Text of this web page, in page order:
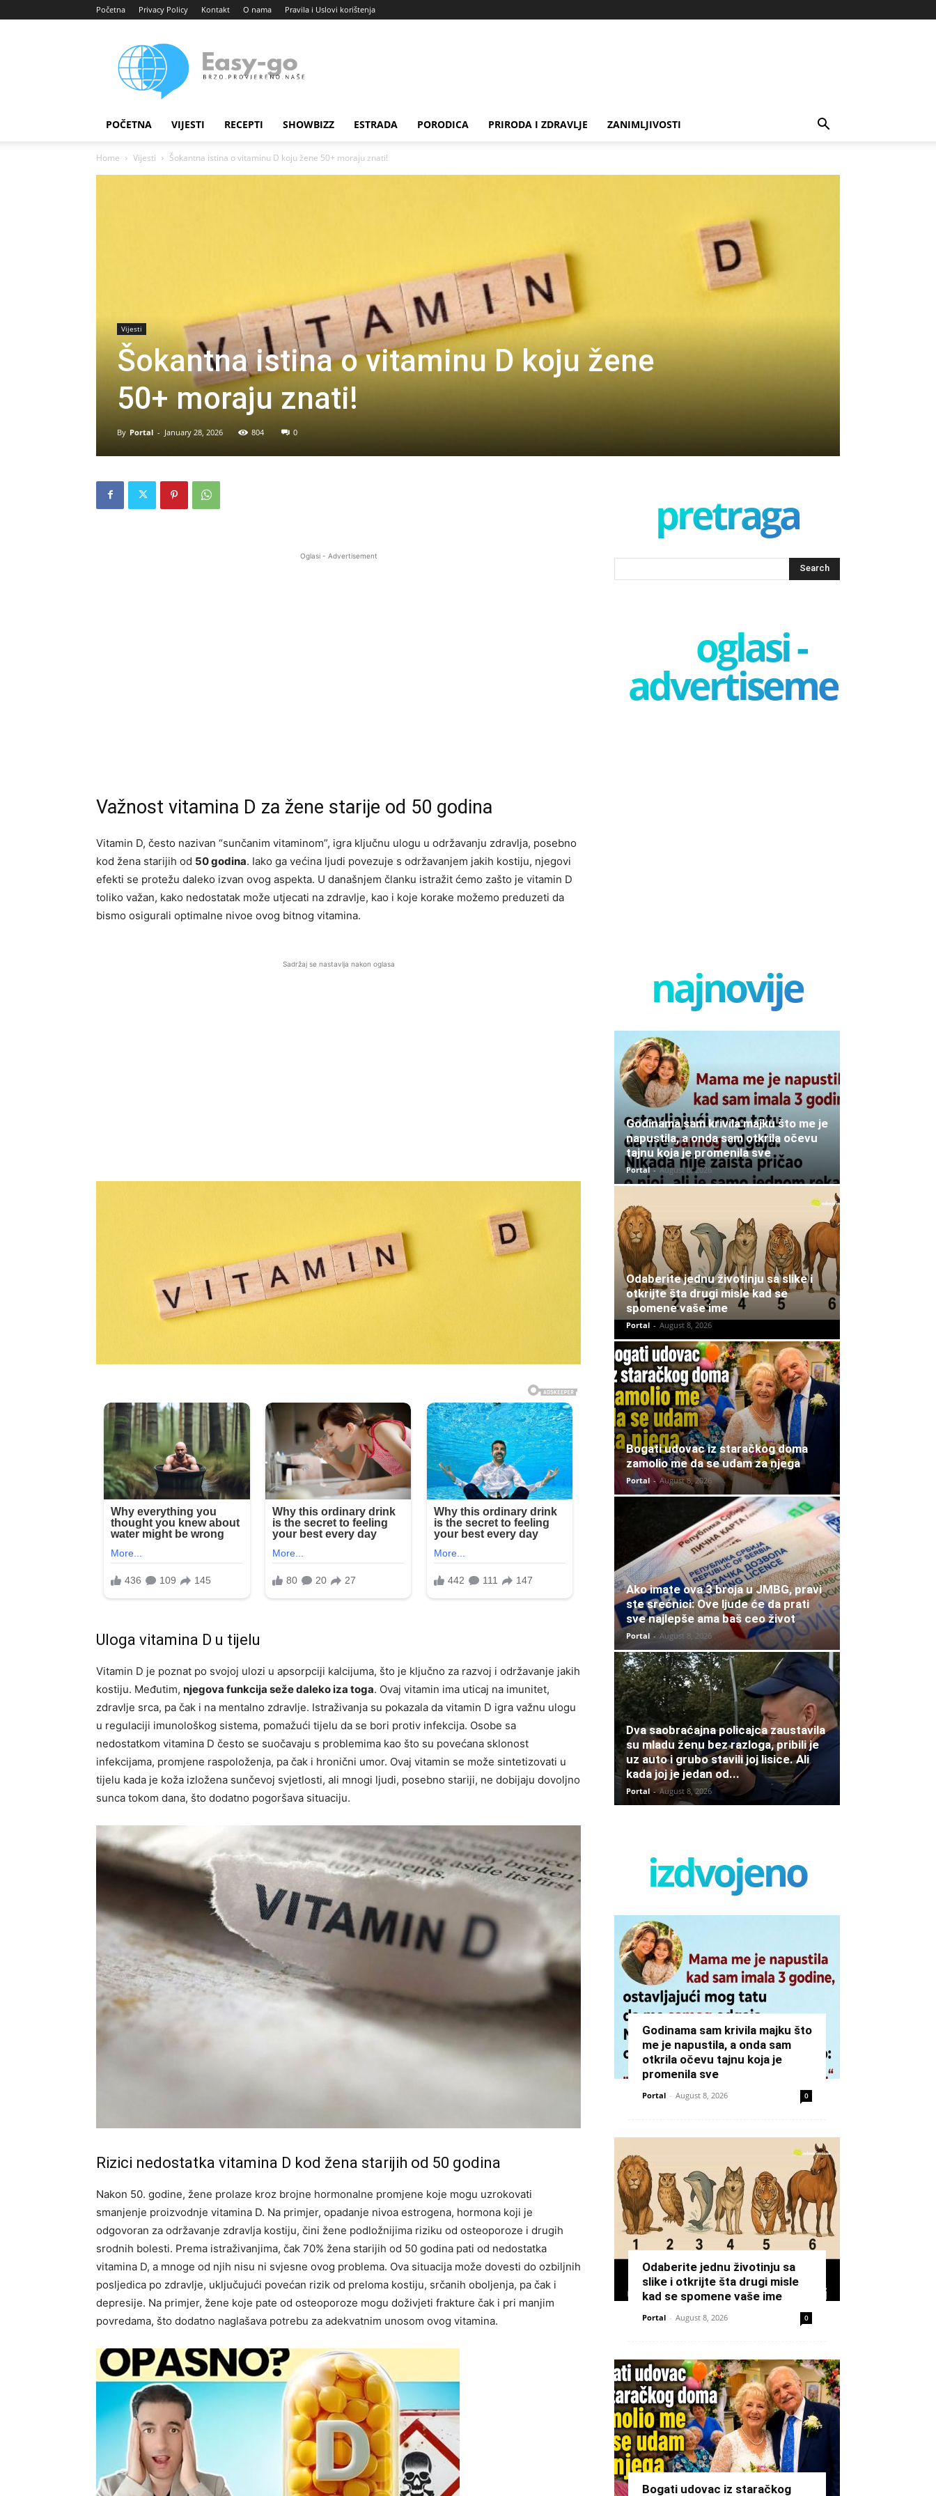
Početna Privacy Policy Kontakt O nama Pravila i Uslovi korištenja
portal
POČETNA VIJESTI RECEPTI SHOWBIZZ ESTRADA PORODICA PRIRODA I ZDRAVLJE ZANIMLJIVOSTI
Home Vijesti Šokantna istina o vitaminu D koju žene 50+ moraju znati!
Vijesti
Šokantna istina o vitaminu D koju žene
50+ moraju znati!
By Portal - January 28, 2026 804 0
Oglasi - Advertisement
Važnost vitamina D za žene starije od 50 godina
Vitamin D, često nazivan “sunčanim vitaminom”, igra ključnu ulogu u održavanju zdravlja, posebno
kod žena starijih od 50 godina. Iako ga većina ljudi povezuje s održavanjem jakih kostiju, njegovi
efekti se protežu daleko izvan ovog aspekta. U današnjem članku istražit ćemo zašto je vitamin D
toliko važan, kako nedostatak može utjecati na zdravlje, kao i koje korake možemo preduzeti da
bismo osigurali optimalne nivoe ovog bitnog vitamina.
Sadržaj se nastavlja nakon oglasa
Uloga vitamina D u tijelu
Vitamin D je poznat po svojoj ulozi u apsorpciji kalcijuma, što je ključno za razvoj i održavanje jakih
kostiju. Međutim, njegova funkcija seže daleko iza toga. Ovaj vitamin ima uticaj na imunitet,
zdravlje srca, pa čak i na mentalno zdravlje. Istraživanja su pokazala da vitamin D igra važnu ulogu
u regulaciji imunološkog sistema, pomažući tijelu da se bori protiv infekcija. Osobe sa
nedostatkom vitamina D često se suočavaju s problemima kao što su povećana sklonost
infekcijama, promjene raspoloženja, pa čak i hronični umor. Ovaj vitamin se može sintetizovati u
tijelu kada je koža izložena sunčevoj svjetlosti, ali mnogi ljudi, posebno stariji, ne dobijaju dovoljno
sunca tokom dana, što dodatno pogoršava situaciju.
Rizici nedostatka vitamina D kod žena starijih od 50 godina
Nakon 50. godine, žene prolaze kroz brojne hormonalne promjene koje mogu uzrokovati
smanjenje proizvodnje vitamina D. Na primjer, opadanje nivoa estrogena, hormona koji je
odgovoran za održavanje zdravlja kostiju, čini žene podložnijima riziku od osteoporoze i drugih
srodnih bolesti. Prema istraživanjima, čak 70% žena starijih od 50 godina pati od nedostatka
vitamina D, a mnoge od njih nisu ni svjesne ovog problema. Ova situacija može dovesti do ozbiljnih
posljedica po zdravlje, uključujući povećan rizik od preloma kostiju, srčanih oboljenja, pa čak i
depresije. Na primjer, žene koje pate od osteoporoze mogu doživjeti frakture čak i pri manjim
povredama, što dodatno naglašava potrebu za adekvatnim unosom ovog vitamina.
pretraga
oglasi -
advertisement
najnovije
Godinama sam krivila majku što me je
napustila, a onda sam otkrila očevu
tajnu koja je promenila sve
Portal - August 8, 2026
Odaberite jednu životinju sa slike i
otkrijte šta drugi misle kad se
spomene vaše ime
Portal - August 8, 2026
Bogati udovac iz staračkog doma
zamolio me da se udam za njega
Portal - August 8, 2026
Ako imate ova 3 broja u JMBG, pravi
ste srećnici: Ove ljude će da prati
sve najlepše ama baš ceo život
Portal - August 8, 2026
Dva saobraćajna policajca zaustavila
su mladu ženu bez razloga, pribili je
uz auto i grubo stavili joj lisice. Ali
kada joj je jedan od...
Portal - August 8, 2026
izdvojeno
Godinama sam krivila majku što
me je napustila, a onda sam
otkrila očevu tajnu koja je
promenila sve
Portal - August 8, 2026 0
Odaberite jednu životinju sa
slike i otkrijte šta drugi misle
kad se spomene vaše ime
Portal - August 8, 2026 0
Bogati udovac iz staračkog